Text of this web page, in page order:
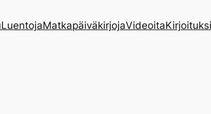
LuentojaMatkapäiväkirjojaVideoita